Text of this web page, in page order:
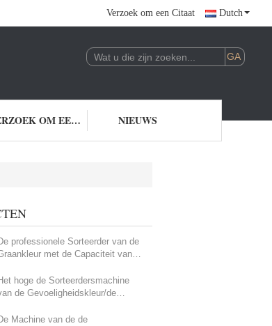
Verzoek om een Citaat Dutch
VERZOEK OM EEN CITAAT NIEUWS
professionele Sorteerder van de
met de Capaciteit van
hoge de Sorteerdersmachine
de Gevoeligheidskleur/de
Machine van de de